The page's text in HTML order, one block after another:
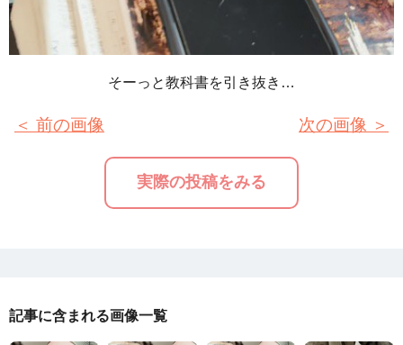
そーっと教科書を引き抜き…
＜ 前の画像
実際の投稿をみる
次の画像 ＞
記事に含まれる画像一覧